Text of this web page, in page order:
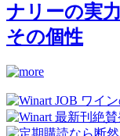
ナリーの実
その個性